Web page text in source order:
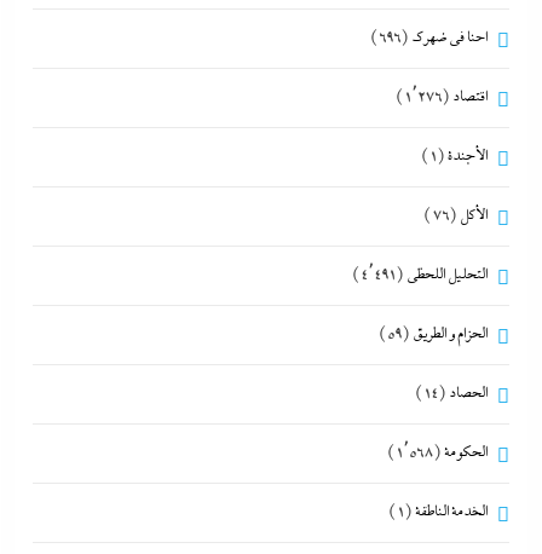
احنا في ضهرك (696)
اقتصاد (1٬276)
الأجندة(1)
الأكل (76)
التحليل اللحظي (4٬491)
الحزام و الطريق (59)
الحصاد (14)
الحكومة(1٬568)
الخدمة الناطقة(1)